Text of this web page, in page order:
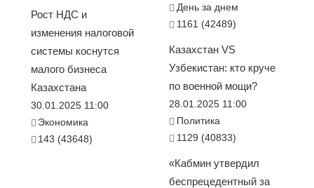
Рост НДС и
изменения налоговой
системы коснутся
малого бизнеса
Казахстана
30.01.2025 11:00
Экономика
143 (43648)
День за днем
1161 (42489)
Казахстан VS
Узбекистан: кто круче
по военной мощи?
28.01.2025 11:00
Политика
1129 (40833)
«Кабмин утвердил
беспрецедентный за